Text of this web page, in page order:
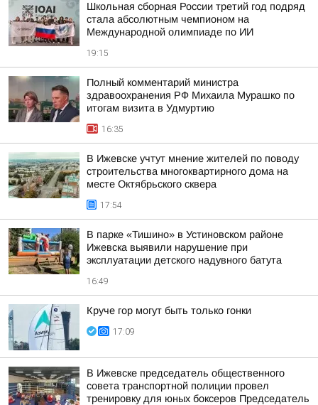
Школьная сборная России третий год подряд
стала абсолютным чемпионом на
Международной олимпиаде по ИИ
19:15
Полный комментарий министра
здравоохранения РФ Михаила Мурашко по
итогам визита в Удмуртию
16:35
В Ижевске учтут мнение жителей по поводу
строительства многоквартирного дома на
месте Октябрьского сквера
17:54
В парке «Тишино» в Устиновском районе
Ижевска выявили нарушение при
эксплуатации детского надувного батута
16:49
Круче гор могут быть только гонки
17:09
В Ижевске председатель общественного
совета транспортной полиции провел
тренировку для юных боксеров Председатель